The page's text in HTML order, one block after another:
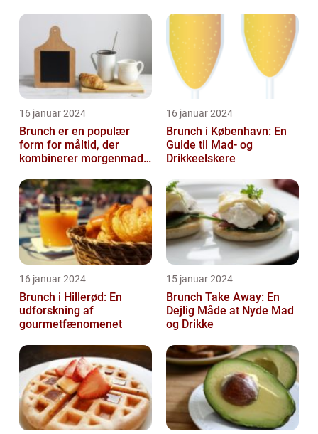
16 januar 2024
Brunch er en populær
form for måltid, der
kombinerer morgenmad
mulighed for ...
16 januar 2024
Brunch i København: En
Guide til Mad- og
Drikkeelskere
16 januar 2024
Brunch i Hillerød: En
udforskning af
gourmetfænomenet
15 januar 2024
Brunch Take Away: En
Dejlig Måde at Nyde Mad
og Drikke